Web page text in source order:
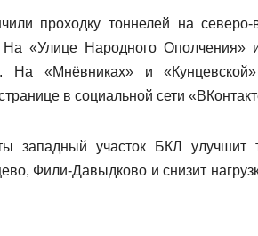
проходку тоннелей на
«Улице Народного Ополчения»
На «Мнёвниках» и
в социальной сети
западный участок БКЛ улучшит
Фили-Давыдково и снизит